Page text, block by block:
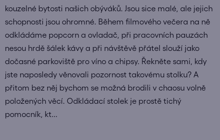
kouzelné bytosti našich obýváků. Jsou sice malé, ale jejich
schopnosti jsou ohromné. Během filmového večera na ně
odkládáme popcorn a ovladač, při pracovních pauzách
nesou hrdě šálek kávy a při návštěvě přátel slouží jako
dočasné parkoviště pro víno a chipsy. Řekněte sami, kdy
jste naposledy věnovali pozornost takovému stolku? A
přitom bez něj bychom se možná brodili v chaosu volně
položených věcí. Odkládací stolek je prostě tichý
pomocník, kt...